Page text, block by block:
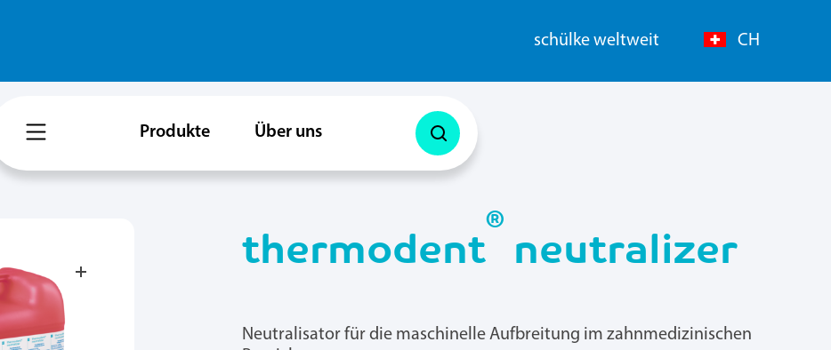
schülke weltweit CH
Produkte Über uns
thermodent
®
neutralizer
Neutralisator für die maschinelle Aufbreitung im zahnmedizinischen